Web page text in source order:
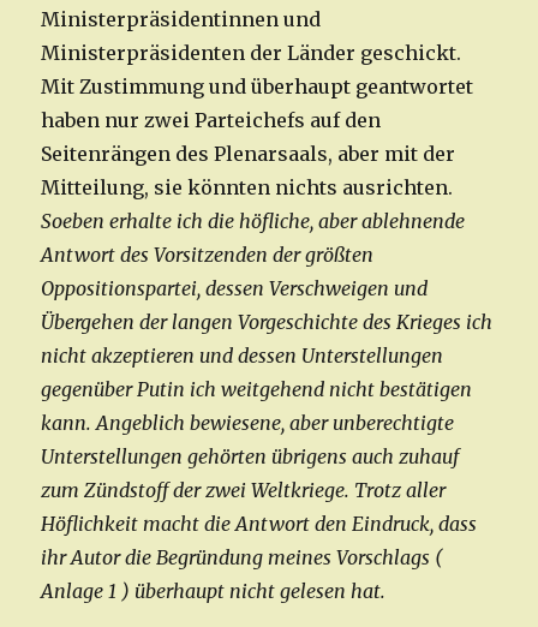
Ministerpräsidentinnen und
Ministerpräsidenten der Länder geschickt.
Mit Zustimmung und überhaupt geantwortet
haben nur zwei Parteichefs auf den
Seitenrängen des Plenarsaals, aber mit der
Mitteilung, sie könnten nichts ausrichten.
Soeben erhalte ich die höfliche, aber ablehnende
Antwort des Vorsitzenden der größten
Oppositionspartei, dessen Verschweigen und
Übergehen der langen Vorgeschichte des Krieges ich
nicht akzeptieren und dessen Unterstellungen
gegenüber Putin ich weitgehend nicht bestätigen
kann. Angeblich bewiesene, aber unberechtigte
Unterstellungen gehörten übrigens auch zuhauf
zum Zündstoff der zwei Weltkriege. Trotz aller
Höflichkeit macht die Antwort den Eindruck, dass
ihr Autor die Begründung meines Vorschlags (
Anlage 1 ) überhaupt nicht gelesen hat.